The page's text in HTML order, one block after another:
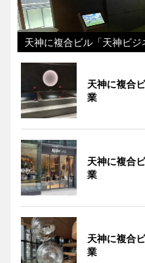
天神に複合ビル「天神ビ
天神に複合
業
天神に複合
業
天神に複合
業